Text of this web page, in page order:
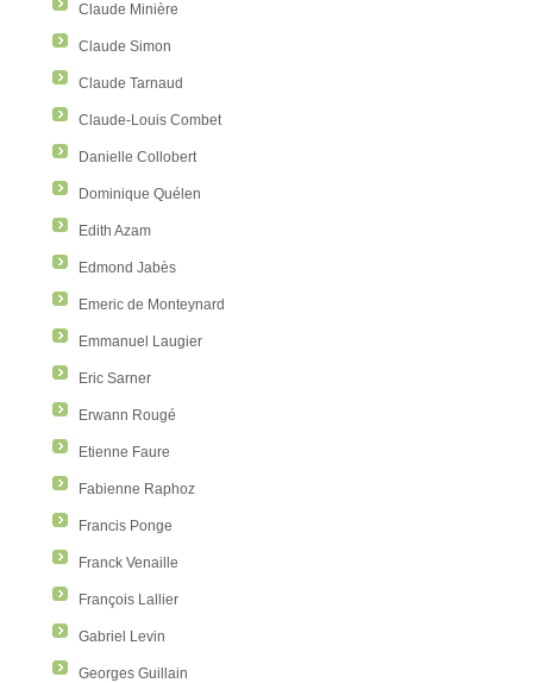
Claude Minière
Claude Simon
Claude Tarnaud
Claude-Louis Combet
Danielle Collobert
Dominique Quélen
Edith Azam
Edmond Jabès
Emeric de Monteynard
Emmanuel Laugier
Eric Sarner
Erwann Rougé
Etienne Faure
Fabienne Raphoz
Francis Ponge
Franck Venaille
François Lallier
Gabriel Levin
Georges Guillain